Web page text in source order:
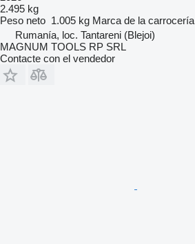
2.495 kg
Peso neto 1.005 kg Marca de la carrocería
Rumanía, loc. Tantareni (Blejoi)
MAGNUM TOOLS RP SRL
Contacte con el vendedor